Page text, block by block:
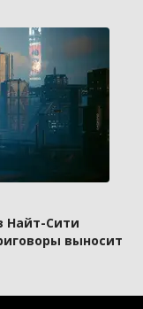
Найт-Сити
выносит